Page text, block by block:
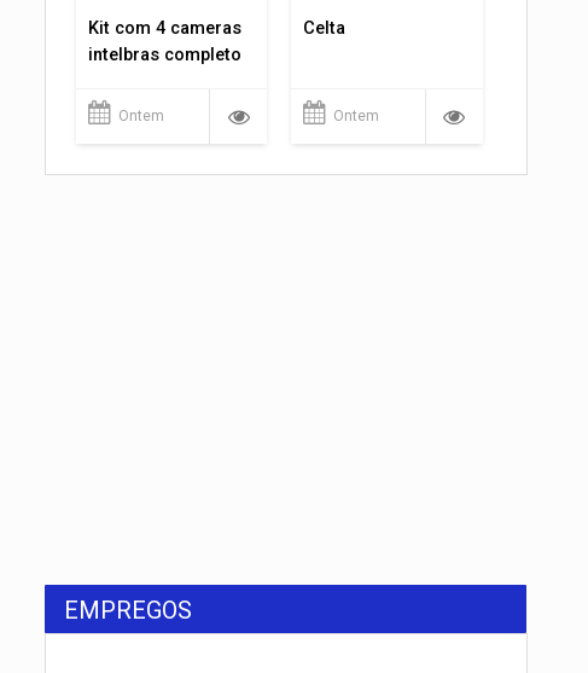
Kit com 4 cameras
intelbras completo
Ontem
Celta
Ontem
EMPREGOS